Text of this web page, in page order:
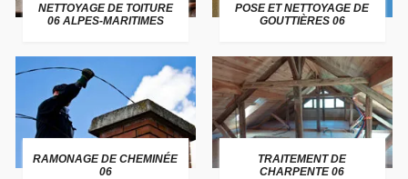
NETTOYAGE DE TOITURE
06 ALPES-MARITIMES
POSE ET NETTOYAGE DE
GOUTTIÈRES 06
RAMONAGE DE CHEMINÉE
06
TRAITEMENT DE
CHARPENTE 06